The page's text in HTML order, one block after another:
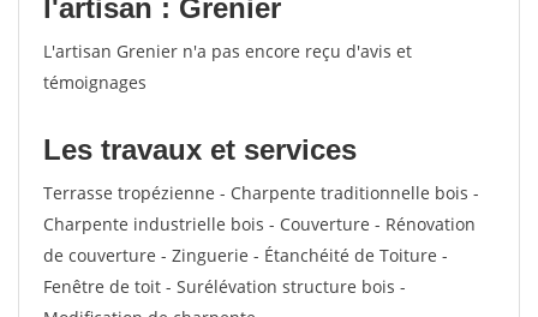
l'artisan : Grenier
L'artisan Grenier n'a pas encore reçu d'avis et
témoignages
Les travaux et services
Terrasse tropézienne - Charpente traditionnelle bois -
Charpente industrielle bois - Couverture - Rénovation
de couverture - Zinguerie - Étanchéité de Toiture -
Fenêtre de toit - Surélévation structure bois -